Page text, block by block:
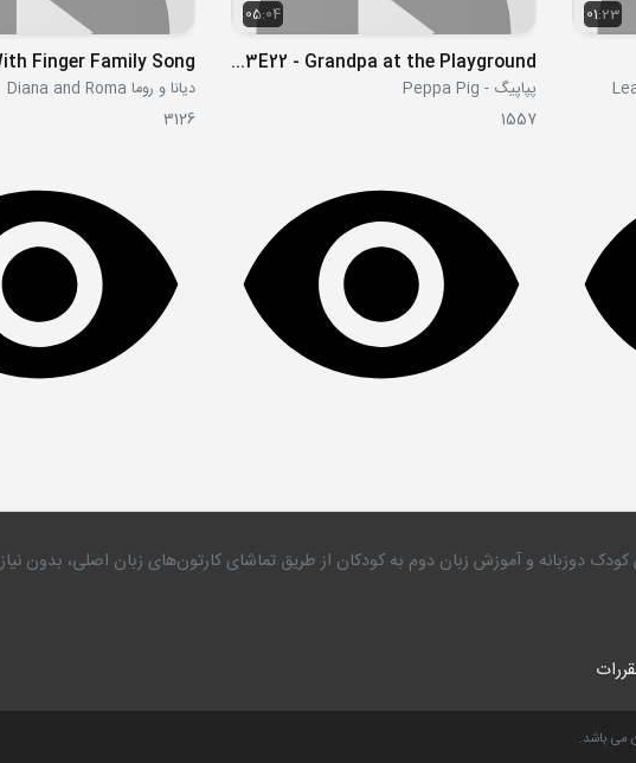
01:23
05:04
S03E22 - Grandpa at the Playground
پپاپیگ - Peppa Pig
1557
دیانا و روما Diana and Roma
3126
دوزبانه و آموزش زبان دوم به کودکان از طریق تماشای کارتون‌های زبان اصلی، بدون
می باشد.